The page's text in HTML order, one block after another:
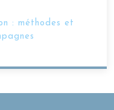
: méthodes et